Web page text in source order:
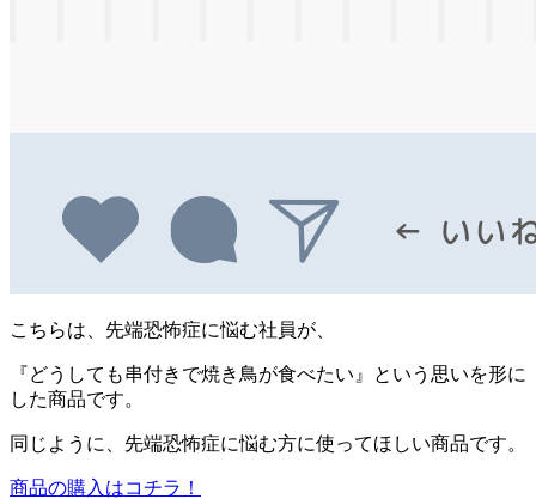
こちらは、先端恐怖症に悩む社員が、
『どうしても串付きで焼き鳥が食べたい』という思いを形に
した商品です。
同じように、先端恐怖症に悩む方に使ってほしい商品です。
商品の購入はコチラ！